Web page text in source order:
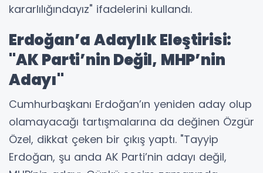
kararlılığındayız" ifadelerini kullandı.
Erdoğan’a Adaylık Eleştirisi:
"AK Parti’nin Değil, MHP’nin
Adayı"
Cumhurbaşkanı Erdoğan’ın yeniden aday olup
olamayacağı tartışmalarına da değinen Özgür
Özel, dikkat çeken bir çıkış yaptı. "Tayyip
Erdoğan, şu anda AK Parti’nin adayı değil,